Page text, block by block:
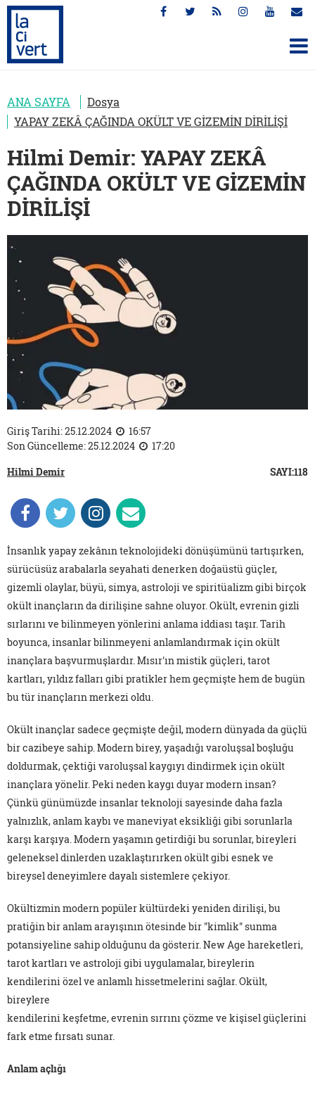
ANA SAYFA
Dosya
YAPAY ZEKÂ ÇAĞINDA OKÜLT VE GİZEMİN DİRİLİŞİ
Hilmi Demir: YAPAY ZEKÂ
ÇAĞINDA OKÜLT VE GİZEMİN
DİRİLİŞİ
Giriş Tarihi: 25.12.2024
16:57
Son Güncelleme: 25.12.2024
17:20
Hilmi Demir
SAYI:118
İnsanlık yapay zekânın teknolojideki dönüşümünü tartışırken,
sürücüsüz arabalarla seyahati denerken doğaüstü güçler,
gizemli olaylar, büyü, simya, astroloji ve spiritüalizm gibi birçok
okült inançların da dirilişine sahne oluyor. Okült, evrenin gizli
sırlarını ve bilinmeyen yönlerini anlama iddiası taşır. Tarih
boyunca, insanlar bilinmeyeni anlamlandırmak için okült
inançlara başvurmuşlardır. Mısır'ın mistik güçleri, tarot
kartları, yıldız falları gibi pratikler hem geçmişte hem de bugün
bu tür inançların merkezi oldu.
Okült inançlar sadece geçmişte değil, modern dünyada da güçlü
bir cazibeye sahip. Modern birey, yaşadığı varoluşsal boşluğu
doldurmak, çektiği varoluşsal kaygıyı dindirmek için okült
inançlara yönelir. Peki neden kaygı duyar modern insan?
Çünkü günümüzde insanlar teknoloji sayesinde daha fazla
yalnızlık, anlam kaybı ve maneviyat eksikliği gibi sorunlarla
karşı karşıya. Modern yaşamın getirdiği bu sorunlar, bireyleri
geleneksel dinlerden uzaklaştırırken okült gibi esnek ve
bireysel deneyimlere dayalı sistemlere çekiyor.
Okültizmin modern popüler kültürdeki yeniden dirilişi, bu
pratiğin bir anlam arayışının ötesinde bir "kimlik" sunma
potansiyeline sahip olduğunu da gösterir. New Age hareketleri,
tarot kartları ve astroloji gibi uygulamalar, bireylerin
kendilerini özel ve anlamlı hissetmelerini sağlar. Okült,
bireylere
kendilerini keşfetme, evrenin sırrını çözme ve kişisel güçlerini
fark etme fırsatı sunar.
Anlam açlığı